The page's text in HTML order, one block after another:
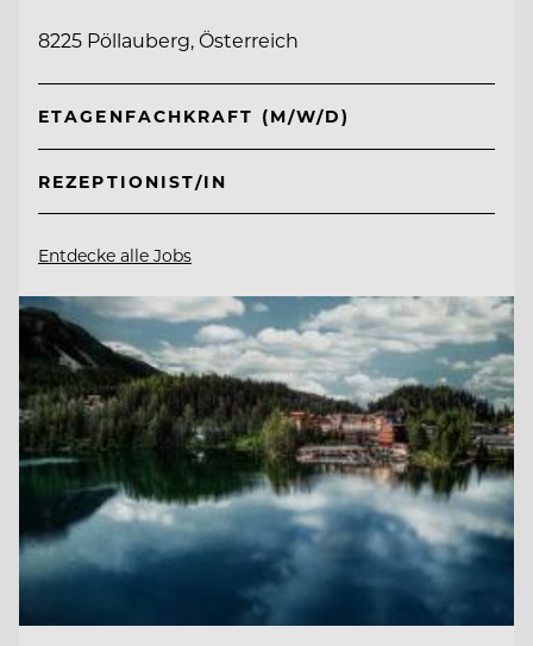
8225 Pöllauberg, Österreich
ETAGENFACHKRAFT (M/W/D)
REZEPTIONIST/IN
Entdecke alle Jobs